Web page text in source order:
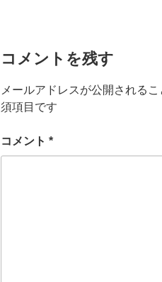
コメントを残す
メールアドレスが公開されるこ
須項目です
コメント *